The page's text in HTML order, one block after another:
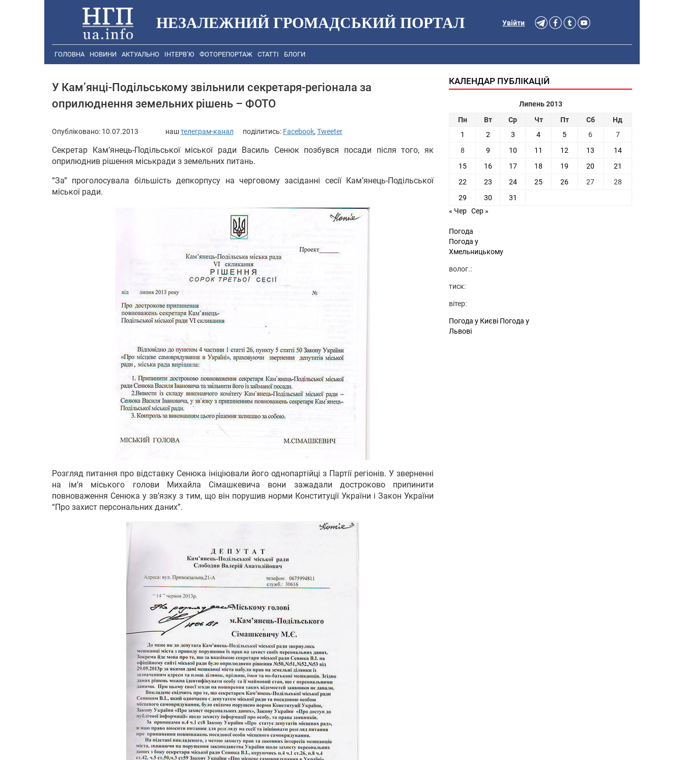
НЕЗАЛЕЖНИЙ ГРОМАДСЬКИЙ ПОРТАЛ Увійти
ГОЛОВНА НОВИНИ АКТУАЛЬНО ІНТЕРВ’Ю ФОТОРЕПОРТАЖ СТАТТІ БЛОГИ
У Кам’янці-Подільському звільнили секретаря-регіонала за
оприлюднення земельних рішень – ФОТО
Опубліковано: 10.07.2013 наштелеграм-канал поділитись: Facebook, Tweeter
Секретар Кам’янець-Подільської міської ради Василь Сенюк позбувся посади після того, як
оприлюднив рішення міськради з земельних питань.
“За” проголосувала більшість депкорпусу на черговому засіданні сесії Кам’янець-Подільської
міської ради.
Розгляд питання про відставку Сенюка ініціювали його однопартійці з Партії регіонів. У зверненні
на ім’я міського голови Михайла Сімашкевича вони зажадали достроково припинити
повноваження Сенюка у зв’язку з тим, що він порушив норми Конституції України і Закон України
“Про захист персональних даних”.
КАЛЕНДАР ПУБЛІКАЦІЙ
Липень 2013
Пн
Вт Ср Чт Пт Сб
Нд
1
2 3 4 5 6
7
8
9 10 11 12 13
14
15
16 17 18 19 20
21
22
23 24 25 26 27
28
29
30
31
« Чер Сер »
Погода
Погода у
Хмельницькому
волог.:
тиск:
вітер:
Погода у Києві Погода у
Львові